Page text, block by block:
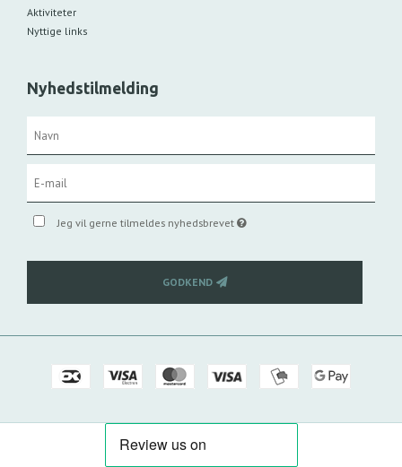
Aktiviteter
Nyttige links
Nyhedstilmelding
Jeg vil gerne tilmeldes nyhedsbrevet
GODKEND